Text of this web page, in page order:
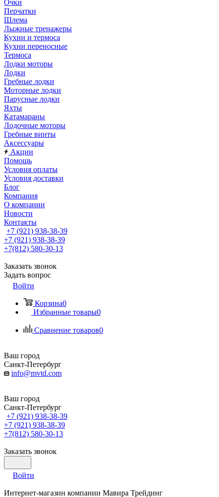
Очки
Перчатки
Шлема
Лыжные тренажеры
Кухни и термоса
Кухни переносные
Термоса
Лодки моторы
Лодки
Гребные лодки
Моторные лодки
Парусные лодки
Яхты
Катамараны
Лодочные моторы
Гребные винты
Аксессуары
Акции
Помощь
Условия оплаты
Условия доставки
Блог
Компания
О компании
Новости
Контакты
+7 (921) 938-38-39
+7 (921) 938-38-39
+7(812) 580-30-13
Заказать звонок
Задать вопрос
Войти
Корзина0
Избранные товары0
Сравнение товаров0
Ваш город
Санкт-Петербург
info@mvtd.com
Ваш город
Санкт-Петербург
+7 (921) 938-38-39
+7 (921) 938-38-39
+7(812) 580-30-13
Заказать звонок
Войти
Интернет-магазин компании Мавира Трейдинг